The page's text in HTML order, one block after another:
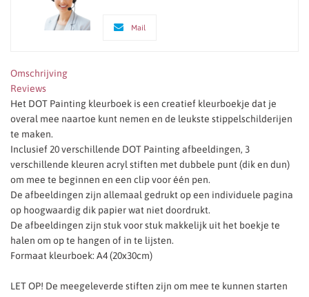
Mail
Omschrijving
Reviews
Het DOT Painting kleurboek is een creatief kleurboekje dat je
overal mee naartoe kunt nemen en de leukste stippelschilderijen
te maken.
Inclusief 20 verschillende DOT Painting afbeeldingen, 3
verschillende kleuren acryl stiften met dubbele punt (dik en dun)
om mee te beginnen en een clip voor één pen.
De afbeeldingen zijn allemaal gedrukt op een individuele pagina
op hoogwaardig dik papier wat niet doordrukt.
De afbeeldingen zijn stuk voor stuk makkelijk uit het boekje te
halen om op te hangen of in te lijsten.
Formaat kleurboek: A4 (20x30cm)
LET OP! De meegeleverde stiften zijn om mee te kunnen starten